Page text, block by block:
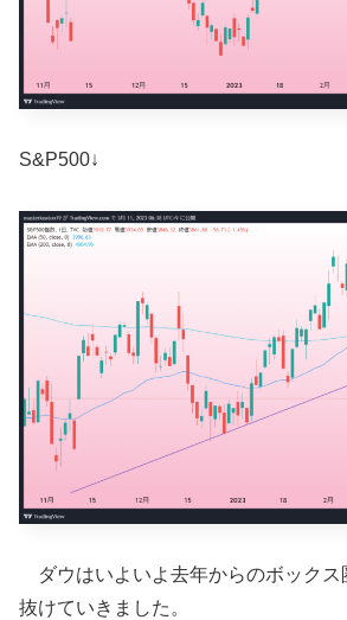
S&P500↓
ダウはいよいよ去年からのボックス
抜けていきました。